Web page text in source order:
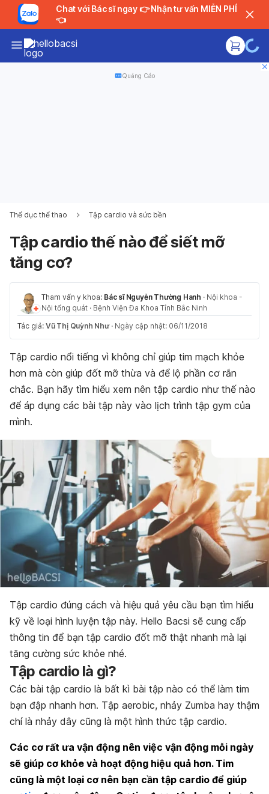
Chat với Bác sĩ ngay 👉 Nhận tư vấn MIỄN PHÍ
👈
Quảng Cáo
Thể dục thể thao Tập cardio và sức bền
Tập cardio thế nào để siết mỡ
tăng cơ?
Tham vấn y khoa: Bác sĩ Nguyễn Thường Hanh · Nội khoa -
Nội tổng quát · Bệnh Viện Đa Khoa Tỉnh Bắc Ninh
Tác giả: Vũ Thị Quỳnh Như · Ngày cập nhật: 06/11/2018
Tập cardio nổi tiếng vì không chỉ giúp tim mạch khỏe
hơn mà còn giúp đốt mỡ thừa và để lộ phần cơ rắn
chắc. Bạn hãy tìm hiểu xem nên tập cardio như thế nào
để áp dụng các bài tập này vào lịch trình tập gym của
mình.
Tập cardio đúng cách và hiệu quả yêu cầu bạn tìm hiểu
kỹ về loại hình luyện tập này. Hello Bacsi sẽ cung cấp
thông tin để bạn tập cardio đốt mỡ thật nhanh mà lại
tăng cường sức khỏe nhé.
Tập cardio là gì?
Các bài tập cardio là bất kì bài tập nào có thể làm tim
bạn đập nhanh hơn. Tập aerobic, nhảy Zumba hay thậm
chí là nhảy dây cũng là một hình thức tập cardio.
Các cơ rất ưa vận động nên việc vận động mỗi ngày
sẽ giúp cơ khỏe và hoạt động hiệu quả hơn. Tim
cũng là một loại cơ nên bạn cần tập cardio để giúp